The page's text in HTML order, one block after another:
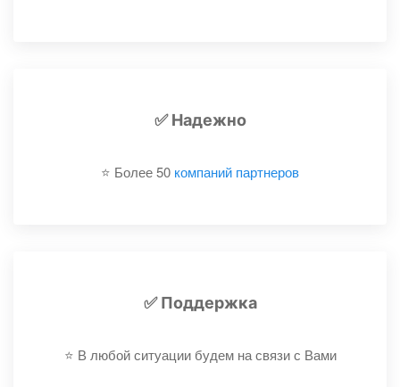
✅ Надежно
⭐️ Более 50 компаний партнеров
✅ Поддержка
⭐️ В любой ситуации будем на связи с Вами